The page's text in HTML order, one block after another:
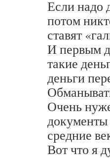
Если надо
потом
ставят
И первым
такие
деньги
Очень
средние
Вот что я